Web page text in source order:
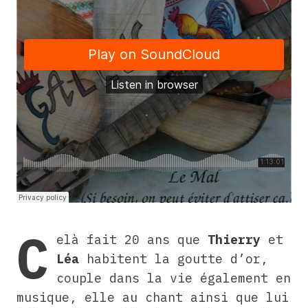
C elà fait 20 ans que Thierry et
Léa habitent la goutte d’or,
couple dans la vie également en
musique, elle au chant ainsi que lui